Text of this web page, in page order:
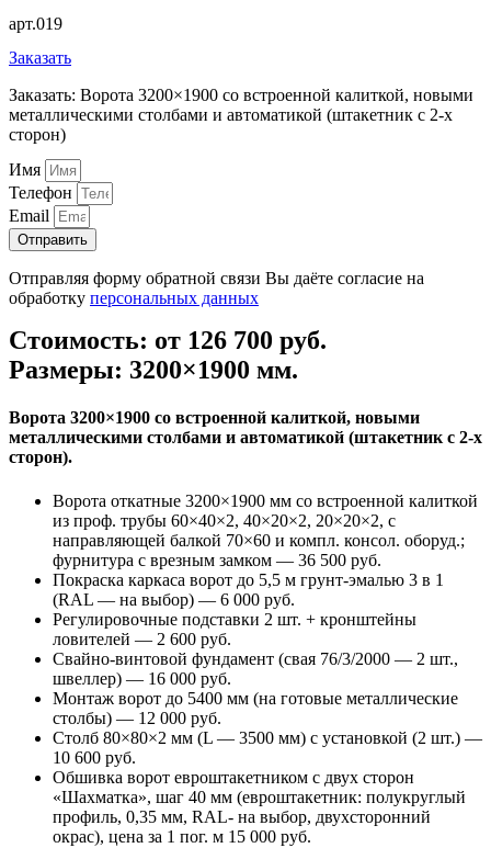
арт.019
Заказать
Заказать: Ворота 3200×1900 со встроенной калиткой, новыми
металлическими столбами и автоматикой (штакетник с 2-х
сторон)
Имя
Телефон
Email
Отправить
Отправляя форму обратной связи Вы даёте согласие на
обработку персональных данных
Стоимость: от 126 700 руб.
Размеры: 3200×1900 мм.
Ворота 3200×1900 со встроенной калиткой, новыми
металлическими столбами и автоматикой (штакетник с 2-х
сторон).
Ворота откатные 3200×1900 мм со встроенной калиткой
из проф. трубы 60×40×2, 40×20×2, 20×20×2, с
направляющей балкой 70×60 и компл. консол. оборуд.;
фурнитура с врезным замком — 36 500 руб.
Покраска каркаса ворот до 5,5 м грунт-эмалью 3 в 1
(RAL — на выбор) — 6 000 руб.
Регулировочные подставки 2 шт. + кронштейны
ловителей — 2 600 руб.
Свайно-винтовой фундамент (свая 76/3/2000 — 2 шт.,
швеллер) — 16 000 руб.
Монтаж ворот до 5400 мм (на готовые металлические
столбы) — 12 000 руб.
Столб 80×80×2 мм (L — 3500 мм) с установкой (2 шт.) —
10 600 руб.
Обшивка ворот евроштакетником с двух сторон
«Шахматка», шаг 40 мм (евроштакетник: полукруглый
профиль, 0,35 мм, RAL- на выбор, двухсторонний
окрас), цена за 1 пог. м 15 000 руб.